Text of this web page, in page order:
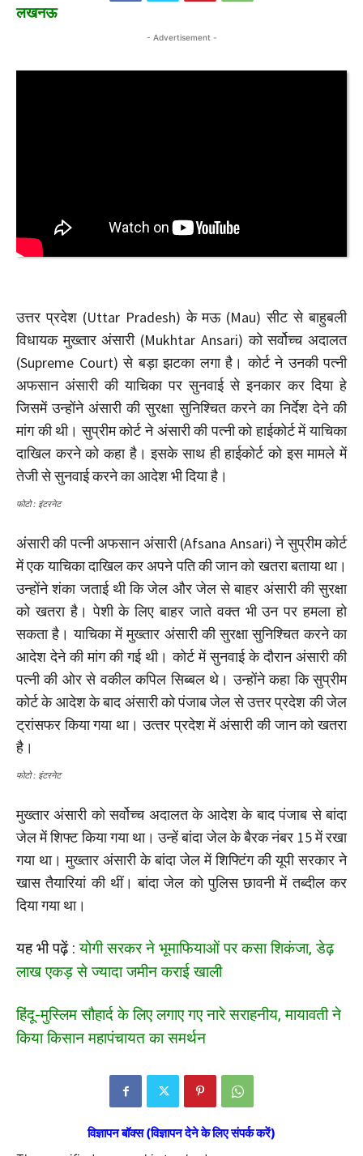
लखनऊ
- Advertisement -
उत्तर प्रदेश (Uttar Pradesh) के मऊ (Mau) सीट से बाहुबली
विधायक मुख्‍तार अंसारी (Mukhtar Ansari) को सर्वोच्‍च अदालत
(Supreme Court) से बड़ा झटका लगा है। कोर्ट ने उनकी पत्‍नी
अफसान अंसारी की याचिका पर सुनवाई से इनकार कर दिया हे
जिसमें उन्‍होंने अंसारी की सुरक्षा सुनिश्चित करने का निर्देश देने की
मांग की थी। सुप्रीम कोर्ट ने अंसारी की पत्‍नी को हाईकोर्ट में याचिका
दाखिल करने को कहा है। इसके साथ ही हाईकोर्ट को इस मामले में
तेजी से सुनवाई करने का आदेश भी दिया है।
फोटो : इंटरनेट
अंसारी की पत्‍नी अफसान अंसारी (Afsana Ansari) ने सुप्रीम कोर्ट
में एक याचिका दाखिल कर अपने पति की जान को खतरा बताया था।
उन्होंने शंका जताई थी कि जेल और जेल से बाहर अंसारी की सुरक्षा
को खतरा है। पेशी के लिए बाहर जाते वक्‍त भी उन पर हमला हो
सकता है। याचिका में मुख्‍तार अंसारी की सुरक्षा सुनिश्चित करने का
आदेश देने की मांग की गई थी। कोर्ट में सुनवाई के दौरान अंसारी की
पत्नी की ओर से वकील कपिल सिब्बल थे। उन्‍होंने कहा कि सुप्रीम
कोर्ट के आदेश के बाद अंसारी को पंजाब जेल से उत्तर प्रदेश की जेल
ट्रांसफर किया गया था। उत्‍तर प्रदेश में अंसारी की जान को खतरा
है।
फोटो : इंटरनेट
मुख्‍तार अंसारी को सर्वोच्च अदालत के आदेश के बाद पंजाब से बांदा
जेल में शिफ्ट किया गया था। उन्‍हें बांदा जेल के बैरक नंबर 15 में रखा
गया था। मुख्‍तार अंसारी के बांदा जेल में शिफ्ट‍िंग की यूपी सरकार ने
खास तैयारियां की थीं। बांदा जेल को पुलिस छावनी में तब्‍दील कर
दिया गया था।
यह भी पढ़ें :योगी सरकर ने भूमाफियाओं पर कसा शिकंजा, डेढ़
लाख एकड़ से ज्यादा जमीन कराई खाली
हिंदू-मुस्लिम सौहार्द के लिए लगाए गए नारे सराहनीय, मायावती ने
किया किसान महापंचायत का समर्थन
विज्ञापन बॉक्स (विज्ञापन देने के लिए संपर्क करें)